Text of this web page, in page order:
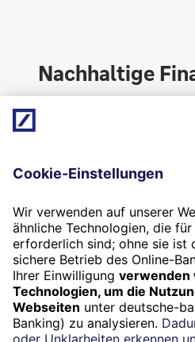
Nachhaltige
Unternehmensstrategie.
Zur nachhaltigen